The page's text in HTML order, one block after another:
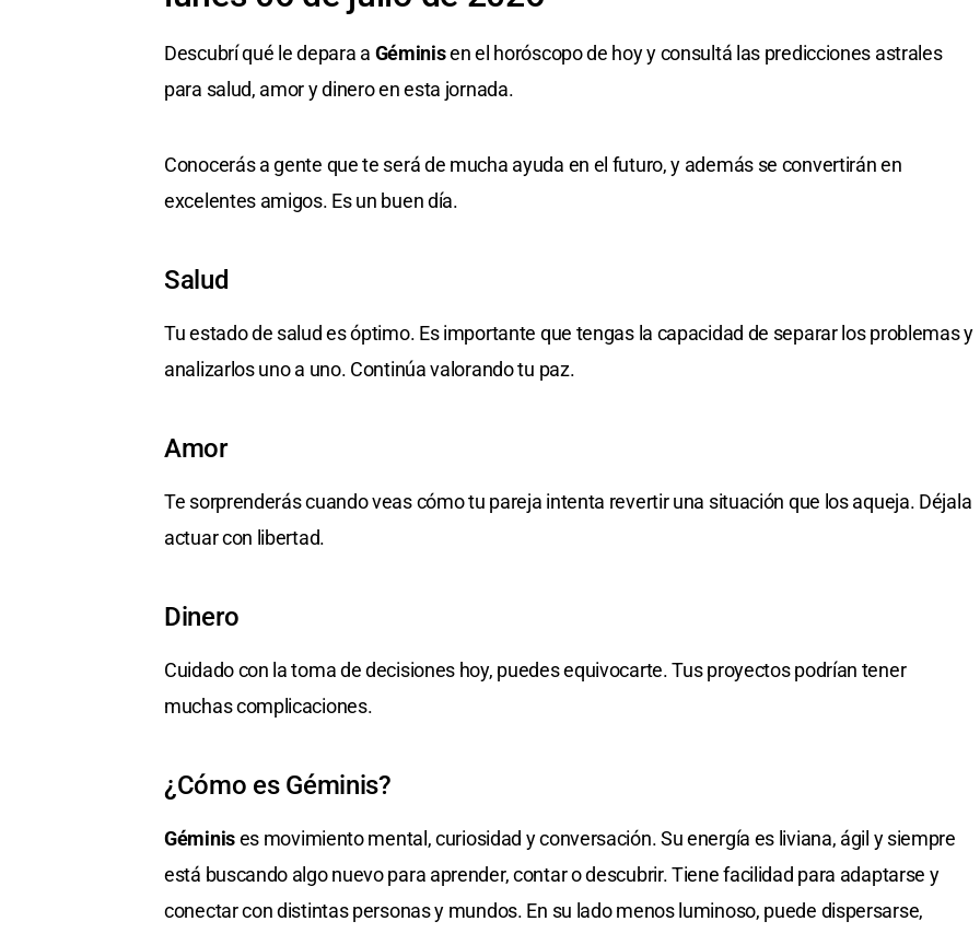
Descubrí qué le depara a Géminisen el horóscopo de hoy y consultá las predicciones astrales
para salud, amor y dinero en esta jornada.
Conocerás a gente que te será de mucha ayuda en el futuro, y además se convertirán en
excelentes amigos. Es un buen día.
Salud
Tu estado de salud es óptimo. Es importante que tengas la capacidad de separar los problemas y
analizarlos uno a uno. Continúa valorando tu paz.
Amor
Te sorprenderás cuando veas cómo tu pareja intenta revertir una situación que los aqueja. Déjala
actuar con libertad.
Dinero
Cuidado con la toma de decisiones hoy, puedes equivocarte. Tus proyectos podrían tener
muchas complicaciones.
¿Cómo es Géminis?
Géminises movimiento mental, curiosidad y conversación. Su energía es liviana, ágil y siempre
está buscando algo nuevo para aprender, contar o descubrir. Tiene facilidad para adaptarse y
conectar con distintas personas y mundos. En su lado menos luminoso, puede dispersarse,